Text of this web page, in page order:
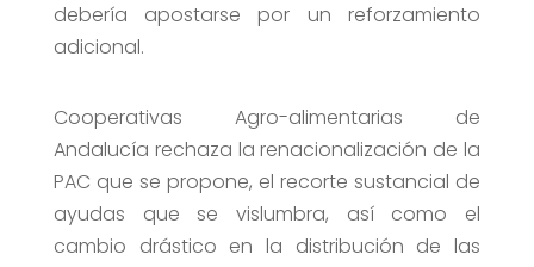
debería apostarse por un reforzamiento
adicional.
Cooperativas Agro-alimentarias de
Andalucía rechaza la renacionalización de la
PAC que se propone, el recorte sustancial de
ayudas que se vislumbra, así como el
cambio drástico en la distribución de las